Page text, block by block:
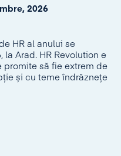
2026
HR al anului se
Arad. HR Revolution e
promite să fie extrem de
și cu teme îndrăznețe